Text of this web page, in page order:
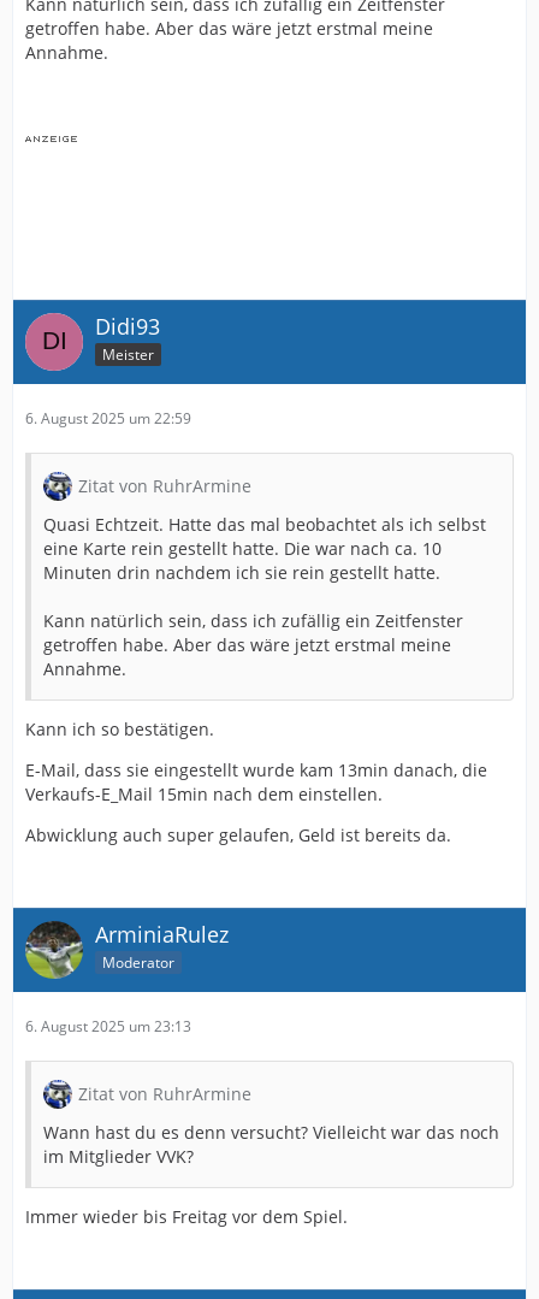
getroffen habe. Aber das wäre jetzt erstmal meine
Annahme.
Didi93
Meister
6. August 2025 um 22:59
Zitat von RuhrArmine
Quasi Echtzeit. Hatte das mal beobachtet als ich selbst
eine Karte rein gestellt hatte. Die war nach ca. 10
Minuten drin nachdem ich sie rein gestellt hatte.
Kann natürlich sein, dass ich zufällig ein Zeitfenster
getroffen habe. Aber das wäre jetzt erstmal meine
Annahme.
Kann ich so bestätigen.
E-Mail, dass sie eingestellt wurde kam 13min danach, die
Verkaufs-E_Mail 15min nach dem einstellen.
Abwicklung auch super gelaufen, Geld ist bereits da.
ArminiaRulez
Moderator
6. August 2025 um 23:13
Zitat von RuhrArmine
Wann hast du es denn versucht? Vielleicht war das noch
im Mitglieder VVK?
Immer wieder bis Freitag vor dem Spiel.